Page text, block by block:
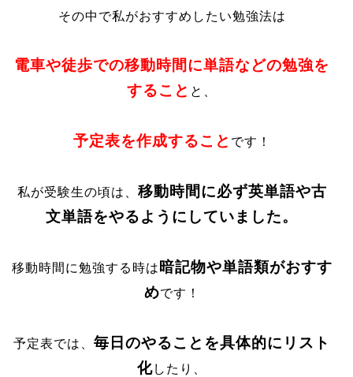
その中で私がおすすめしたい勉強法は
電車や徒歩での移動時間に単語などの勉強を
すること と、
予定表を作成すること です！
私が受験生の頃は、 移動時間に必ず英単語や古
文単語をやるようにしていました。
移動時間に勉強する時は 暗記物や単語類がおすす
めです！
予定表では、毎日のやることを具体的にリスト
化したり、